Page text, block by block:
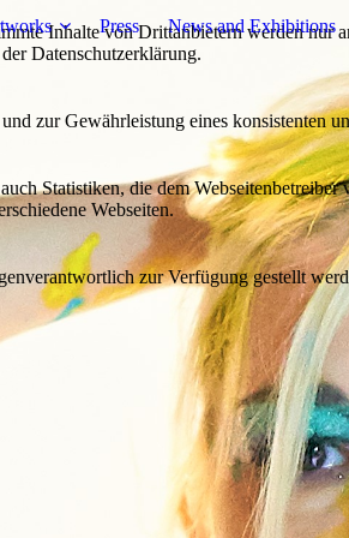
Press News and Exhibitions
Inhalte von Drittanbietern werden nur
Datenschutzerklärung.
zur Gewährleistung eines konsistenten
Statistiken, die dem
Webseiten.
zur Verfügung gestellt